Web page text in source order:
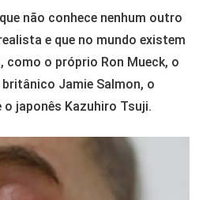
não conhece nenhum outro
e que no mundo existem
como o próprio Ron Mueck, o
Jamie Salmon, o
japonês Kazuhiro Tsuji.